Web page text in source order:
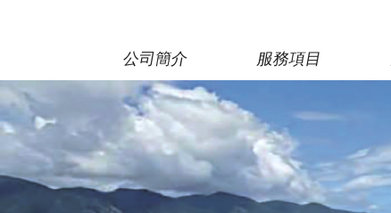
公司簡介 服務項目